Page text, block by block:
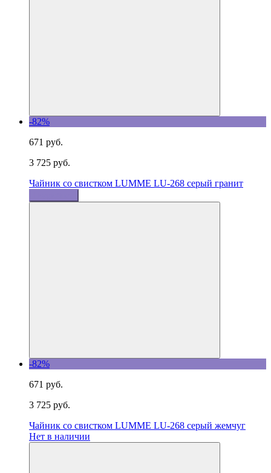
-82%
671 руб.
3 725 руб.
Чайник со свистком LUMME LU-268 серый гранит
-82%
671 руб.
3 725 руб.
Чайник со свистком LUMME LU-268 серый жемчуг
Нет в наличии